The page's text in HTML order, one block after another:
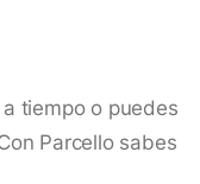
tiempo o puedes
Parcello sabes